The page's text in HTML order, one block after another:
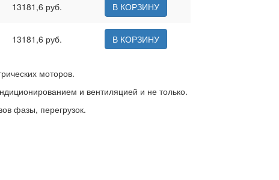
13181,6 руб. В КОРЗИНУ
13181,6 руб. В КОРЗИНУ
моторов.
и вентиляцией и не только.
фазы, перегрузок.